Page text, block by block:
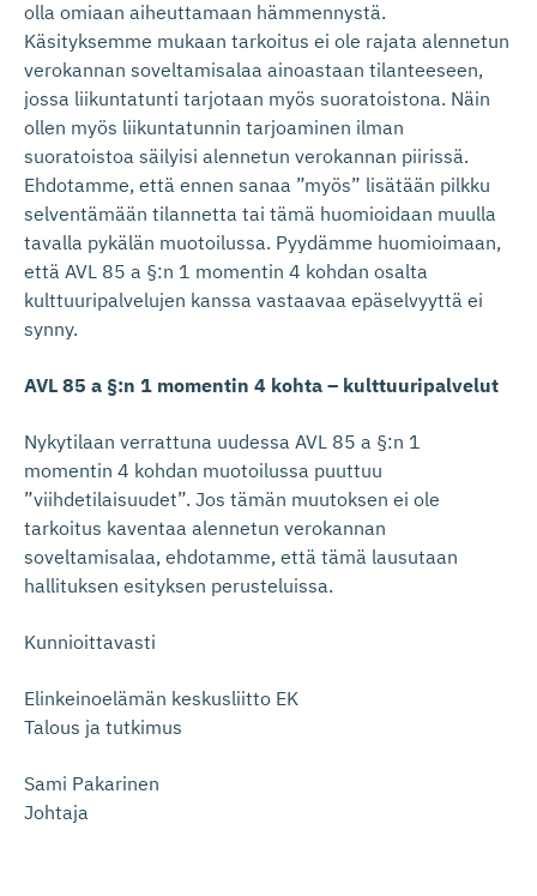
olla omiaan aiheuttamaan hämmennystä.
Käsityksemme mukaan tarkoitus ei ole rajata alennetun
verokannan soveltamisalaa ainoastaan tilanteeseen,
jossa liikuntatunti tarjotaan myös suoratoistona. Näin
ollen myös liikuntatunnin tarjoaminen ilman
suoratoistoa säilyisi alennetun verokannan piirissä.
Ehdotamme, että ennen sanaa ”myös” lisätään pilkku
selventämään tilannetta tai tämä huomioidaan muulla
tavalla pykälän muotoilussa. Pyydämme huomioimaan,
että AVL 85 a §:n 1 momentin 4 kohdan osalta
kulttuuripalvelujen kanssa vastaavaa epäselvyyttä ei
synny.
AVL 85 a §:n 1 momentin 4 kohta – kulttuuripalvelut
Nykytilaan verrattuna uudessa AVL 85 a §:n 1
momentin 4 kohdan muotoilussa puuttuu
”viihdetilaisuudet”. Jos tämän muutoksen ei ole
tarkoitus kaventaa alennetun verokannan
soveltamisalaa, ehdotamme, että tämä lausutaan
hallituksen esityksen perusteluissa.
Kunnioittavasti
Elinkeinoelämän keskusliitto EK
Talous ja tutkimus
Sami Pakarinen
Johtaja